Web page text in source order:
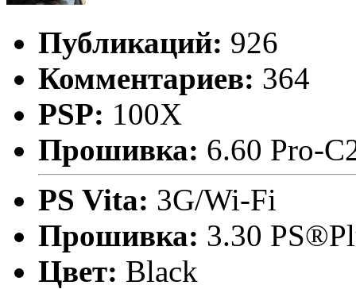
Публикаций: 926
Комментариев: 364
PSP: 100X
Прошивка: 6.60 Pro-
PS Vita: 3G/Wi-Fi
Прошивка: 3.30
Цвет: Black